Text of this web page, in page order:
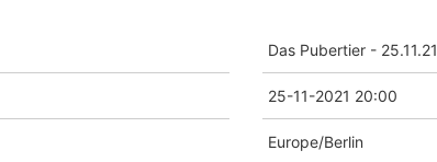
Das Pubertier - 25.11.21
25-11-2021 20:00
Europe/Berlin